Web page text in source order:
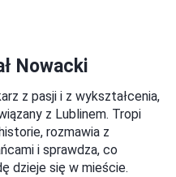
Nowacki
z pasji i z wykształcenia,
z Lublinem. Tropi
rozmawia z
i sprawdza, co
dzieje się w mieście.